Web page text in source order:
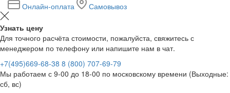
Онлайн-оплата
Самовывоз
Узнать цену
Для точного расчёта стоимости, пожалуйста, свяжитесь с
менеджером по телефону или напишите нам в чат.
+7(495)669-68-38 8 (800) 707-69-79
Мы работаем с 9-00 до 18-00 по московскому времени (Выходные:
сб, вс)